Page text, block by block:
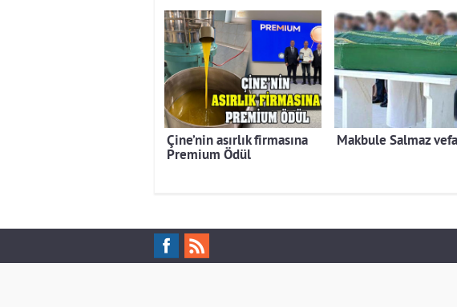
Çine’nin asırlık firmasına
Premium Ödül
Makbule Salmaz